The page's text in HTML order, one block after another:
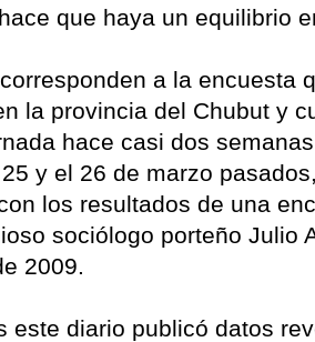
que haya un equilibrio
a la encuesta
la provincia del Chubut y
hace casi dos
y el 26 de marzo
los resultados de una
sociólogo porteño Julio
2009.
este diario publicó datos